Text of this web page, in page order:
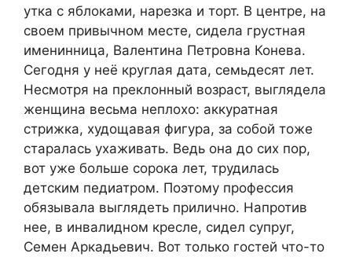
утка с яблоками, нарезка и торт. В центре, на
своем привычном месте, сидела грустная
именинница, Валентина Петровна Конева.
Сегодня у неё круглая дата, семьдесят лет.
Несмотря на преклонный возраст, выглядела
женщина весьма неплохо: аккуратная
стрижка, худощавая фигура, за собой тоже
старалась ухаживать. Ведь она до сих пор,
вот уже больше сорока лет, трудилась
детским педиатром. Поэтому профессия
обязывала выглядеть прилично. Напротив
нее, в инвалидном кресле, сидел супруг,
Семен Аркадьевич. Вот только гостей что-то